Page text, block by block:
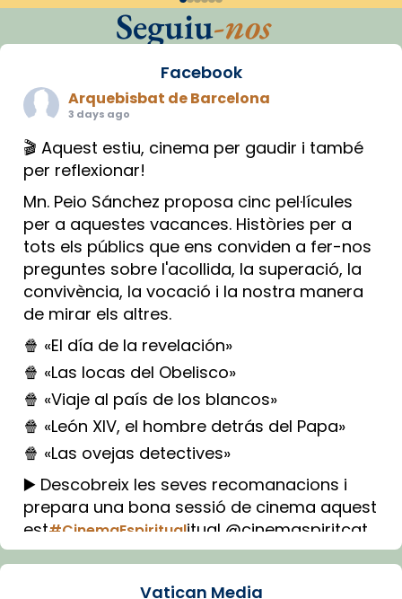
Seguiu-nos
Facebook
Arquebisbat de Barcelona
3 days ago
🎬 Aquest estiu, cinema per gaudir i també
per reflexionar!
Mn. Peio Sánchez proposa cinc pel·lícules
per a aquestes vacances. Històries per a
tots els públics que ens conviden a fer-nos
preguntes sobre l'acollida, la superació, la
convivència, la vocació i la nostra manera
de mirar els altres.
🍿 «El día de la revelación»
🍿 «Las locas del Obelisco»
🍿 «Viaje al país de los blancos»
🍿 «León XIV, el hombre detrás del Papa»
🍿 «Las ovejas detectives»
▶️ Descobreix les seves recomanacions i
prepara una bona sessió de cinema aquest
est#CinemaEspiritualitual @cinemaspiritcat
Imatge: Generada amb IA (OpenAI)
Vatican Media